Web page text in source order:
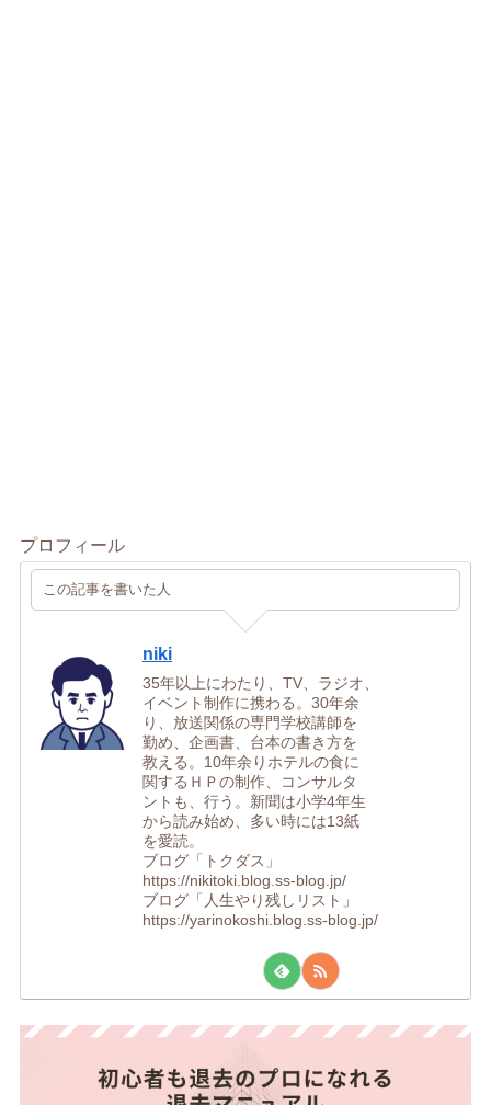
プロフィール
この記事を書いた人
niki
35年以上にわたり、TV、ラジオ、
イベント制作に携わる。30年余
り、放送関係の専門学校講師を
勤め、企画書、台本の書き方を
教える。10年余りホテルの食に
関するＨＰの制作、コンサルタ
ントも、行う。新聞は小学4年生
から読み始め、多い時には13紙
を愛読。
ブログ「トクダス」
https://nikitoki.blog.ss-blog.jp/
ブログ「人生やり残しリスト」
https://yarinokoshi.blog.ss-blog.jp/